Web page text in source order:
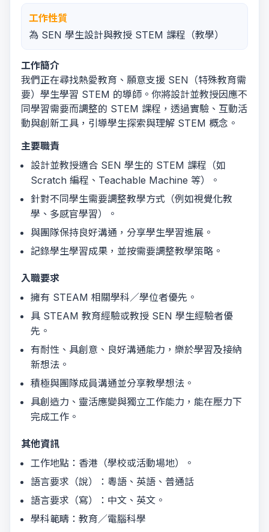
工作性質
為 SEN 學生設計與教授 STEM 課程（教學）
工作簡介
我們正在尋找熱愛教育、願意支援 SEN（特殊教育需
要）學生學習 STEM 的導師。你將設計並教授因應不
同學習需要而調整的 STEM 課程，透過實驗、互動活
動與創新工具，引導學生探索與理解 STEM 概念。
主要職責
設計並教授適合 SEN 學生的 STEM 課程（如
Scratch 編程、Teachable Machine 等）。
針對不同學生需要調整教學方式（例如視覺化教
學、多感官學習）。
與團隊保持良好溝通，分享學生學習進展。
記錄學生學習成果，並按需要調整教學策略。
入職要求
擁有 STEAM 相關學科／學位者優先。
具 STEAM 教育經驗或教授 SEN 學生經驗者優
先。
有耐性、具創意、良好溝通能力，樂於學習及接納
新想法。
積極與團隊成員溝通並分享教學想法。
具創造力、靈活應變與獨立工作能力，能在壓力下
完成工作。
其他資訊
工作地點：香港（學校或活動場地）。
語言要求（說）：粵語、英語、普通話
語言要求（寫）：中文、英文。
學科範疇：教育／電腦科學